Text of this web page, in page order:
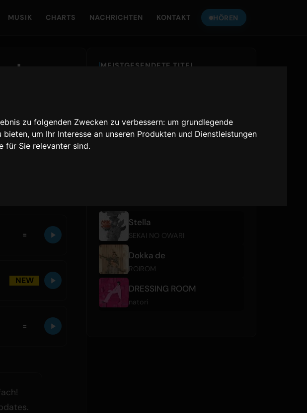
zu folgenden Zwecken zu verbessern: um grundlegende
bieten, um Ihr Interesse an unseren Produkten und Dienstleistungen
für Sie relevanter sind.
MUSIK CHARTS NACHRICHTEN KONTAKT HÖREN
-
1 der Charts
kommt
=
NEW
=
MEISTGESENDETE TITEL
オリオン
YOASOBI
Stella
SEKAI NO OWARI
Dokka de
ROIROM
DRESSING ROOM
natori